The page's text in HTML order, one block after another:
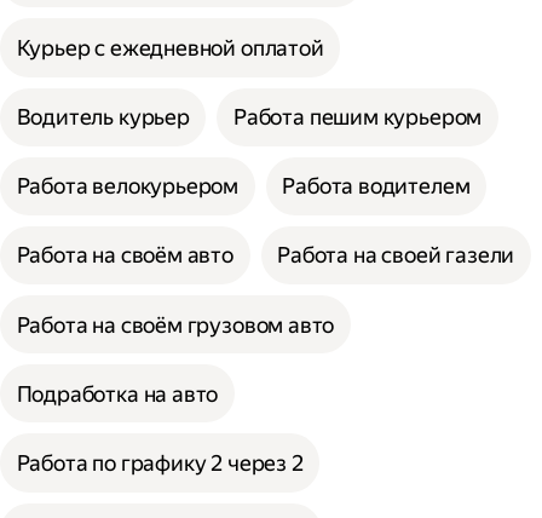
Курьер с ежедневной оплатой
Водитель курьер Работа пешим курьером
Работа велокурьером Работа водителем
Работа на своём авто Работа на своей газели
Работа на своём грузовом авто
Подработка на авто
Работа по графику 2 через 2